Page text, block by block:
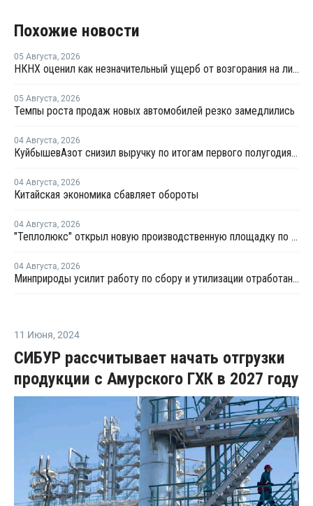
Похожие новости
05 Августа, 2026
НКНХ оценил как незначительный ущерб от возгорания на линии полистирола
05 Августа, 2026
Темпы роста продаж новых автомобилей резко замедлились
04 Августа, 2026
КуйбышевАзот снизил выручку по итогам первого полугодия 2026 года
04 Августа, 2026
Китайская экономика сбавляет обороты
04 Августа, 2026
"Теплолюкс" открыл новую производственную площадку по выпуску инженерных систем
04 Августа, 2026
Минприроды усилит работу по сбору и утилизации отработанных шин
11 Июня, 2024
СИБУР рассчитывает начать отгрузки
продукции с Амурского ГХК в 2027 году